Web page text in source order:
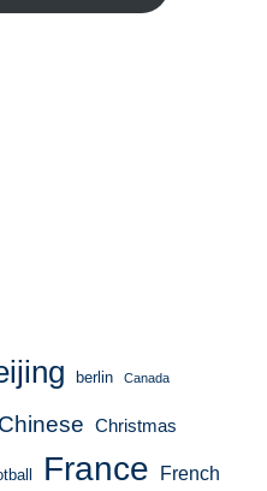
berlin Canada
Chinese Christmas
France French